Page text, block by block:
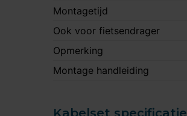
Montagetijd
Ook voor fietsendrager
Opmerking
Montage handleiding
Kabelset specificatie